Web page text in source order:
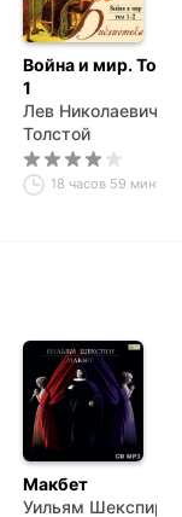
Война и мир. Том
1
Лев Николаевич
Толстой
18 часов 59 минут
Макбет
Уильям Шекспир